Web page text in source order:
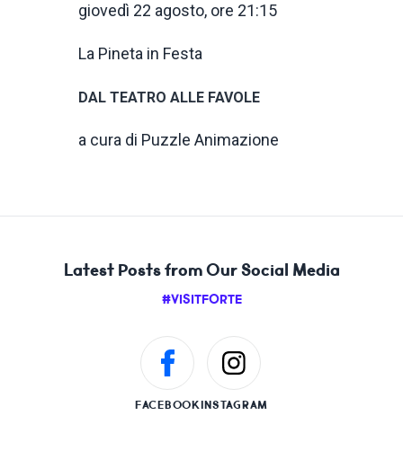
giovedì 22 agosto, ore 21:15
La Pineta in Festa
DAL TEATRO ALLE FAVOLE
a cura di Puzzle Animazione
Latest Posts from Our Social Media
#VISITFORTE
FACEBOOKINSTAGRAM